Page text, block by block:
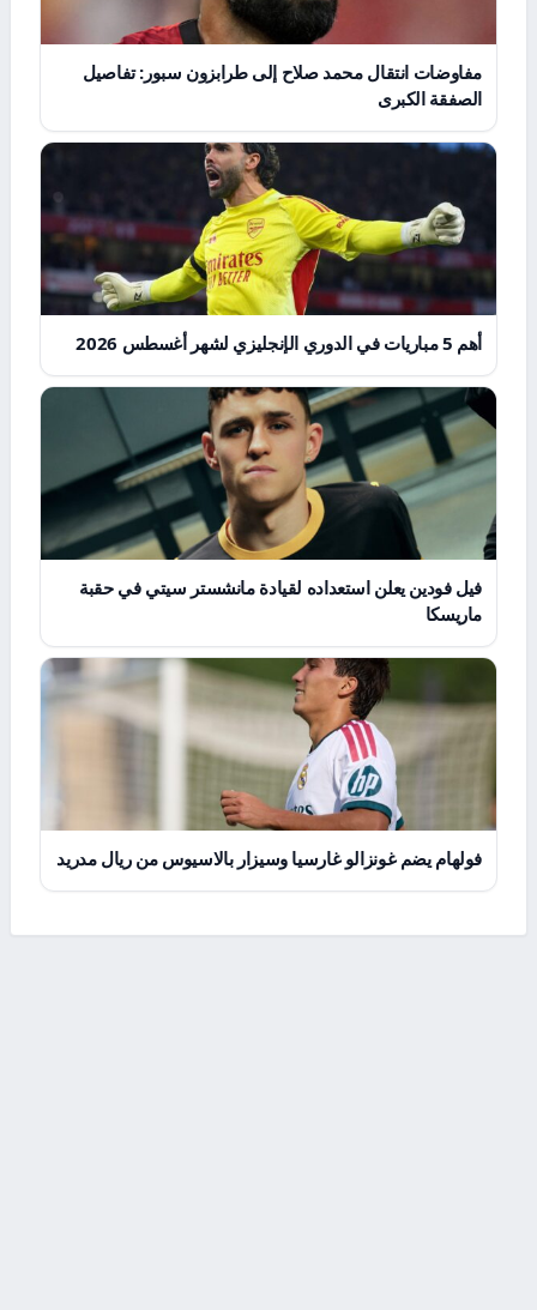
مفاوضات انتقال محمد صلاح إلى طرابزون سبور: تفاصيل
الصفقة الكبرى
أهم 5 مباريات في الدوري الإنجليزي لشهر أغسطس 2026
فيل فودين يعلن استعداده لقيادة مانشستر سيتي في حقبة
ماريسكا
فولهام يضم غونزالو غارسيا وسيزار بالاسيوس من ريال مدريد